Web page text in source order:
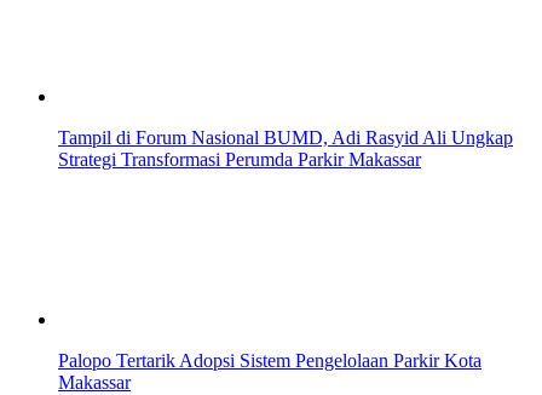
Tampil di Forum Nasional BUMD, Adi Rasyid Ali Ungkap
Strategi Transformasi Perumda Parkir Makassar
Palopo Tertarik Adopsi Sistem Pengelolaan Parkir Kota
Makassar